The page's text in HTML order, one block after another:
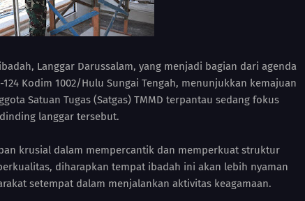
Langgar Darussalam, yang menjadi bagian dari agenda
Kodim 1002/Hulu Sungai Tengah, menunjukkan kemajuan
Satuan Tugas (Satgas) TMMD terpantau sedang fokus
langgar tersebut.
krusial dalam mempercantik dan memperkuat struktur
diharapkan tempat ibadah ini akan lebih nyaman
setempat dalam menjalankan aktivitas keagamaan.